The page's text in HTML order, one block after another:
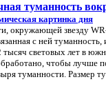
туманность
картинка дня
окружающей звезду
с ней
тысяч световых лет в
чтобы лучше
туманности. Размер